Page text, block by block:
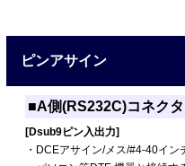
ピンアサイン
■A側(RS232C)コネクタ
[Dsub9ピン入出力]
・DCEアサイン/メス/#4-40イン